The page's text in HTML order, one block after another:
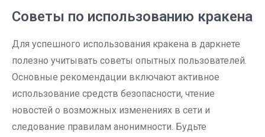
Советы по использованию кракена
Для успешного использования кракена в даркнете
полезно учитывать советы опытных пользователей.
Основные рекомендации включают активное
использование средств безопасности, чтение
новостей о возможных изменениях в сети и
следование правилам анонимности. Будьте